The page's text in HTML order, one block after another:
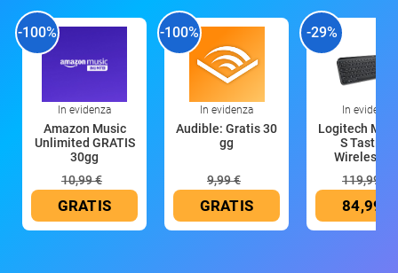
-100%
In evidenza
Amazon Music
Unlimited GRATIS
30gg
10,99 €
GRATIS
-100%
In evidenza
Audible: Gratis 30
gg
9,99 €
GRATIS
-29%
In evidenza
Logitech MX
S Tastiera
Wireless
119,99 €
84,99 €